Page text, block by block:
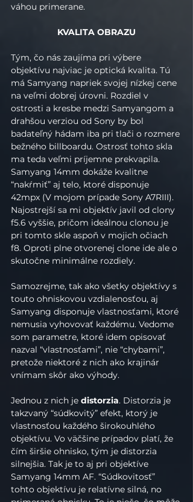
váhou primerane.
KVALITA OBRAZU
Tým, čo nás zaujíma pri výbere
objektívu najviac je optická kvalita. Tú
má Samyang napriek svojej nízkej cene
na veľmi dobrej úrovni. Rozdiel v
ostrosti a kresbe medzi Samyangom a
drahšou verziou od Sony by bol
badateľný hádam iba pri tlači o rozmere
bežného billboardu. Ostrosť tohto skla
ma teda veľmi príjemne prekvapila.
Samyang 14mm dokáže kvalitne
“nakŕmiť” aj telo, ktoré disponuje
42mpx (V mojom prípade Sony A7RIII).
Najostrejší sa mi objektív javil od clony
f5.6 vyššie, pričom ideálnou clonou je
pri tomto skle aspoň v mojich očiach
f8. Oproti plne otvorenej clone ide ale o
skutočne minimálne rozdiely.
Samozrejme, tak ako všetky objektívy s
touto ohniskovou vzdialenosťou, aj
Samyang disponuje vlastnosťami, ktoré
nemusia vyhovovať každému. Vedome
som parametre, ktoré idem opisovať
nazval “vlastnosťami”, nie “chybami”,
pretože niektoré z nich ako krajinár
vnímam skôr ako výhody.
Jednou z nich je distorzia. Distorzia je
takzvaný “súdkovitý” efekt, ktorý je
vlastnosťou každého širokouhlého
objektívu. Vo väčšine prípadov platí, že
čím širšie ohnisko, tým je distorzia
silnejšia. Tak je to aj pri objektíve
Samyang 14mm AF. “Súdkovitosť”
tohto objektívu je relatívne silná, no